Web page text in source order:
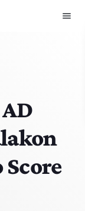
menu
Score